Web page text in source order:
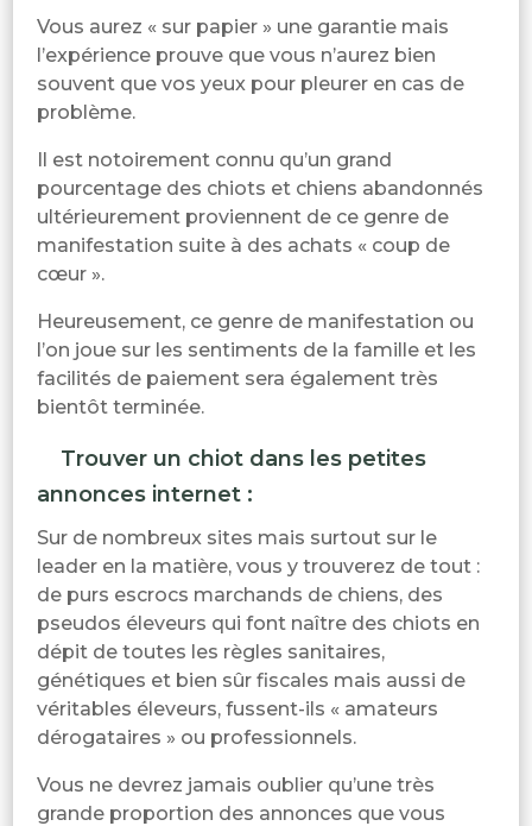
Vous aurez « sur papier » une garantie mais
l’expérience prouve que vous n’aurez bien
souvent que vos yeux pour pleurer en cas de
problème.
Il est notoirement connu qu’un grand
pourcentage des chiots et chiens abandonnés
ultérieurement proviennent de ce genre de
manifestation suite à des achats « coup de
cœur ».
Heureusement, ce genre de manifestation ou
l’on joue sur les sentiments de la famille et les
facilités de paiement sera également très
bientôt terminée.
Trouver un chiot dans les petites
annonces internet :
Sur de nombreux sites mais surtout sur le
leader en la matière, vous y trouverez de tout :
de purs escrocs marchands de chiens, des
pseudos éleveurs qui font naître des chiots en
dépit de toutes les règles sanitaires,
génétiques et bien sûr fiscales mais aussi de
véritables éleveurs, fussent-ils « amateurs
dérogataires » ou professionnels.
Vous ne devrez jamais oublier qu’une très
grande proportion des annonces que vous